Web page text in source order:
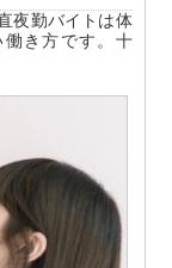
夜勤バイトは体
き方です。十